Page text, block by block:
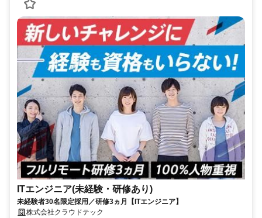
ITエンジニア(未経験・研修あり)
未経験者30名限定採用／研修3ヵ月【ITエンジニア】
株式会社クラウドテック